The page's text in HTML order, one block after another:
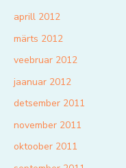
aprill 2012
märts 2012
veebruar 2012
jaanuar 2012
detsember 2011
november 2011
oktoober 2011